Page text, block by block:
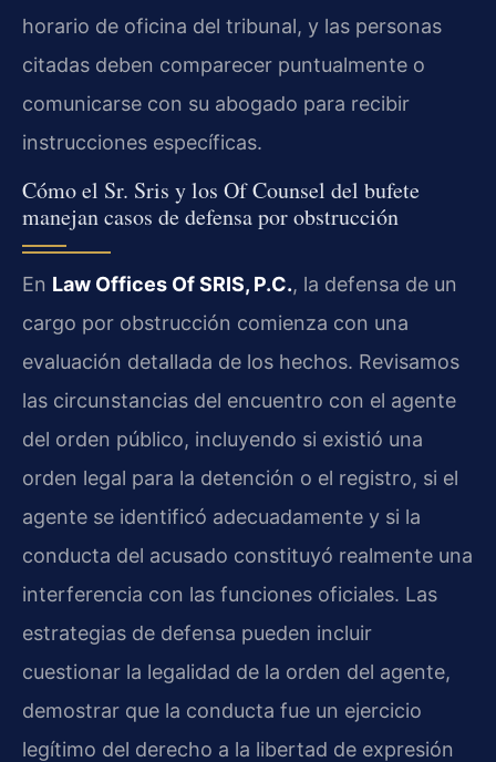
horario de oficina del tribunal, y las personas
citadas deben comparecer puntualmente o
comunicarse con su abogado para recibir
instrucciones específicas.
Cómo el Sr. Sris y los Of Counsel del bufete
manejan casos de defensa por obstrucción
En Law Offices Of SRIS, P.C., la defensa de un
cargo por obstrucción comienza con una
evaluación detallada de los hechos. Revisamos
las circunstancias del encuentro con el agente
del orden público, incluyendo si existió una
orden legal para la detención o el registro, si el
agente se identificó adecuadamente y si la
conducta del acusado constituyó realmente una
interferencia con las funciones oficiales. Las
estrategias de defensa pueden incluir
cuestionar la legalidad de la orden del agente,
demostrar que la conducta fue un ejercicio
legítimo del derecho a la libertad de expresión